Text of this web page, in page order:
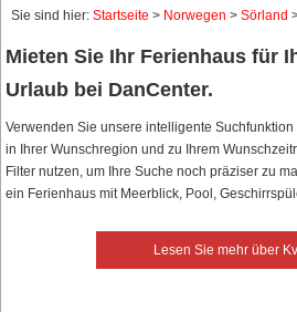
Sie sind hier: Startseite > Norwegen > Sörland
Mieten Sie Ihr Ferienhaus für
Urlaub bei DanCenter.
Verwenden Sie unsere intelligente
in Ihrer Wunschregion und zu Ihrem
Filter nutzen, um Ihre Suche noch präziser zu
ein Ferienhaus mit Meerblick, Pool,
Lesen Sie mehr über